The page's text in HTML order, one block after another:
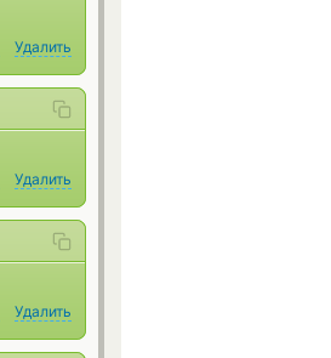
Удалить
Удалить
Удалить